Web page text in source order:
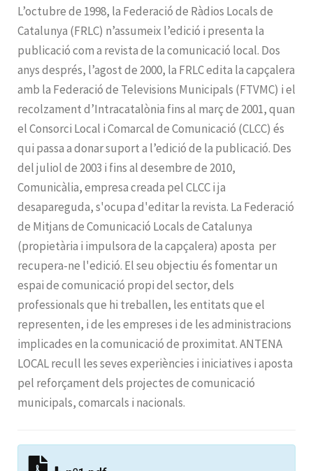
L’octubre de 1998, la Federació de Ràdios Locals de
Catalunya (FRLC) n’assumeix l’edició i presenta la
publicació com a revista de la comunicació local. Dos
anys després, l’agost de 2000, la FRLC edita la capçalera
amb la Federació de Televisions Municipals (FTVMC) i el
recolzament d’Intracatalònia fins al març de 2001, quan
el Consorci Local i Comarcal de Comunicació (CLCC) és
qui passa a donar suport a l’edició de la publicació. Des
del juliol de 2003 i fins al desembre de 2010,
Comunicàlia, empresa creada pel CLCC i ja
desapareguda, s'ocupa d'editar la revista. La Federació
de Mitjans de Comunicació Locals de Catalunya
(propietària i impulsora de la capçalera) aposta per
recupera-ne l'edició. El seu objectiu és fomentar un
espai de comunicació propi del sector, dels
professionals que hi treballen, les entitats que el
representen, i de les empreses i de les administracions
implicades en la comunicació de proximitat. ANTENA
LOCAL recull les seves experiències i iniciatives i aposta
pel reforçament dels projectes de comunicació
municipals, comarcals i nacionals.